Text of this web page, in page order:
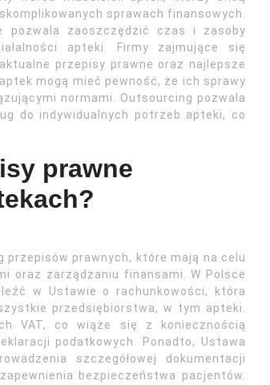
sprawach finansowych.
pozwala zaoszczędzić czas i zasoby
apteki. Firmy zajmujące się
przepisy prawne oraz najlepsze
mogą mieć pewność, że ich sprawy
normami. Outsourcing pozwala
do indywidualnych potrzeb apteki, co
prawne
prawnych, które mają na celu
oraz zarządzaniu finansami. W Polsce
w Ustawie o rachunkowości, która
przedsiębiorstwa, w tym apteki.
VAT, co wiąże się z koniecznością
podatkowych. Ponadto, Ustawa
szczegółowej dokumentacji
bezpieczeństwa pacjentów.